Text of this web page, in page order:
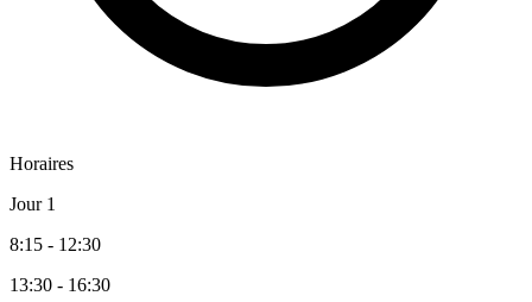
Horaires
Jour 1
8:15 - 12:30
13:30 - 16:30